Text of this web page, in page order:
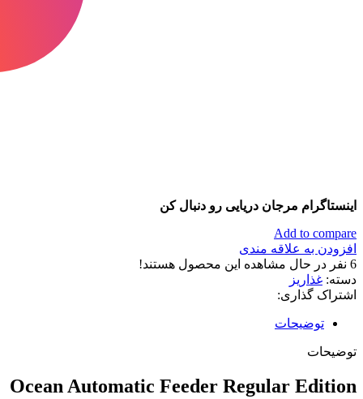
اینستاگرام مرجان دریایی رو دنبال کن
Add to compare
افزودن به علاقه مندی
6 نفر در حال مشاهده این محصول هستند!
دسته: غذاریز
اشتراک گذاری:
توضیحات
توضیحات
Ocean Automatic Feeder Regular Edition